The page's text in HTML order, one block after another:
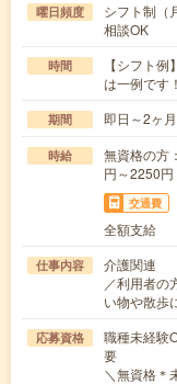
曜日頻度
シフト制（
相談OK
時間
【シフト
は一例です
期間 即日～2ヶ
時給
無資格の方
円～2250
交通費
全額支給
仕事内容
介護関連
／利用者
い物や散歩
応募資格
職種未経験
要
＼無資格＊